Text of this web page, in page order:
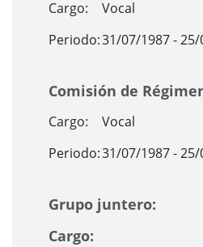
Cargo:
Vocal
Periodo:31/07/1987 - 25/
Comisión de
Cargo:
Vocal
Periodo:31/07/1987 - 25/
Grupo juntero:
Cargo: